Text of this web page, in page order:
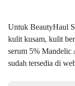
Untuk BeautyHaul
kulit kusam, kulit
serum 5%
sudah tersedia di